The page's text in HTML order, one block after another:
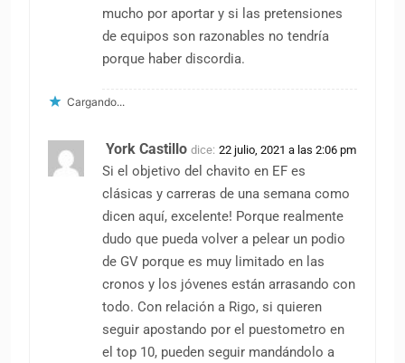
mucho por aportar y si las pretensiones
de equipos son razonables no tendría
porque haber discordia.
Cargando...
York Castillo dice: 22 julio, 2021 a las 2:06 pm
Si el objetivo del chavito en EF es
clásicas y carreras de una semana como
dicen aquí, excelente! Porque realmente
dudo que pueda volver a pelear un podio
de GV porque es muy limitado en las
cronos y los jóvenes están arrasando con
todo. Con relación a Rigo, si quieren
seguir apostando por el puestometro en
el top 10, pueden seguir mandándolo a